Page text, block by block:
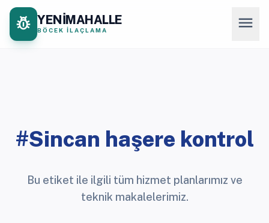
pest_control YENİMAHALLE
BÖCEK İLAÇLAMA menu
#Sincan haşere kontrol
Bu etiket ile ilgili tüm hizmet planlarımız ve
teknik makalelerimiz.